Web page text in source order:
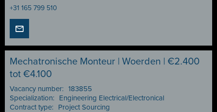
+31 165 799 510
Mechatronische Monteur | Woerden | €2.400
tot €4.100
Vacancy number: 183855
Specialization:
Engineering Electrical/Electronical
Contract type:
Project Sourcing